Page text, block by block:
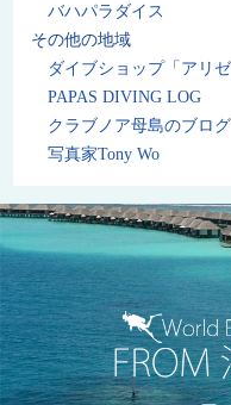
バハパラダイス
その他の地域
ダイブショップ「アリゼ
PAPAS DIVING LOG
クラブノア母島のブログ
写真家Tony Wo